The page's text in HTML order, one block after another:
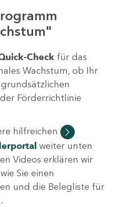
Check für das
Wachstum, ob Ihr
Förderrichtlinie
hilfreichen
weiter unten
Videos erklären wir
Sie einen
und die Belegliste für